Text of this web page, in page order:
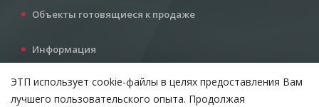
Объекты готовящиеся к продаже
Информация
Все для инвестора
ЭТП использует cookie-файлы в целях предоставления Вам
лучшего пользовательского опыта. Продолжая